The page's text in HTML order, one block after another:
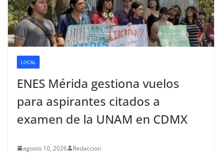
LOCAL
ENES Mérida gestiona vuelos
para aspirantes citados a
examen de la UNAM en CDMX
agosto 10, 2026 Redaccion